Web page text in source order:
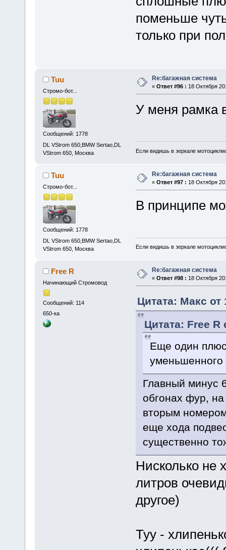
поменьше
только при
Tuu
Стромо-бот...
Сообщений: 1778
DL VStrom 650,BMW Sertao,DL
VStrom 650, Москва
Re:багажная система
« Ответ #96 : 18 Октября
У меня рамка
Если видишь в зеркале
Tuu
Стромо-бот...
Сообщений: 1778
DL VStrom 650,BMW Sertao,DL
VStrom 650, Москва
Re:багажная система
« Ответ #97 : 18 Октября
В принципе
Если видишь в зеркале
Free R
Начинающий Стромовод
Сообщений: 114
650-ка
Re:багажная система
« Ответ #98 : 18 Октября
Цитата: Макс от
Цитата: Free R
Еще один плюс
уменьшенного
Главный минус
обгонах фур,
вторым
еще хода
существенно
Нисколько не
литров
другое)
Туу -